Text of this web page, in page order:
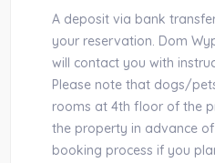
A deposit via bank
your reservation. Dom
will contact you with
Please note that dogs/
rooms at 4th floor of the
the property in advance
booking process if you